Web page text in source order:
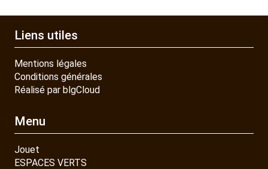
Liens utiles
Mentions légales
Conditions générales
Réalisé par blgCloud
Menu
Jouet
ESPACES VERTS